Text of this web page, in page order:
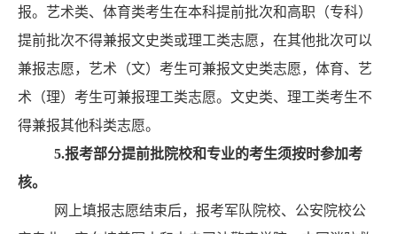
报。艺术类、体育类考生在本科提前批次和高职（专科）
提前批次不得兼报文史类或理工类志愿，在其他批次可以
兼报志愿，艺术（文）考生可兼报文史类志愿，体育、艺
术（理）考生可兼报理工类志愿。文史类、理工类考生不
得兼报其他科类志愿。
5.报考部分提前批院校和专业的考生须按时参加考
核。
网上填报志愿结束后，报考军队院校、公安院校公